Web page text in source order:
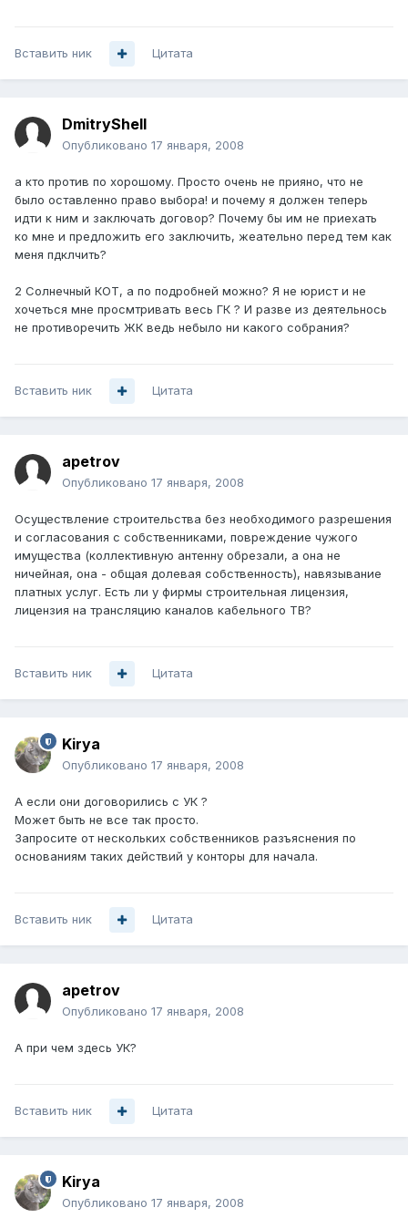
Вставить ник Цитата
DmitryShell
Опубликовано 17 января, 2008
а кто против по хорошому. Просто очень не прияно, что не
было оставленно право выбора! и почему я должен теперь
идти к ним и заключать договор? Почему бы им не приехать
ко мне и предложить его заключить, жеательно перед тем как
меня пдклчить?
2 Солнечный КОТ, а по подробней можно? Я не юрист и не
хочеться мне просмтривать весь ГК ? И разве из деятельнось
не противоречить ЖК ведь небыло ни какого собрания?
Вставить ник Цитата
apetrov
Опубликовано 17 января, 2008
Осуществление строительства без необходимого разрешения
и согласования с собственниками, повреждение чужого
имущества (коллективную антенну обрезали, а она не
ничейная, она - общая долевая собственность), навязывание
платных услуг. Есть ли у фирмы строительная лицензия,
лицензия на трансляцию каналов кабельного ТВ?
Вставить ник Цитата
Kirya
Опубликовано 17 января, 2008
А если они договорились с УК ?
Может быть не все так просто.
Запросите от нескольких собственников разъяснения по
основаниям таких действий у конторы для начала.
Вставить ник Цитата
apetrov
Опубликовано 17 января, 2008
А при чем здесь УК?
Вставить ник Цитата
Kirya
Опубликовано 17 января, 2008